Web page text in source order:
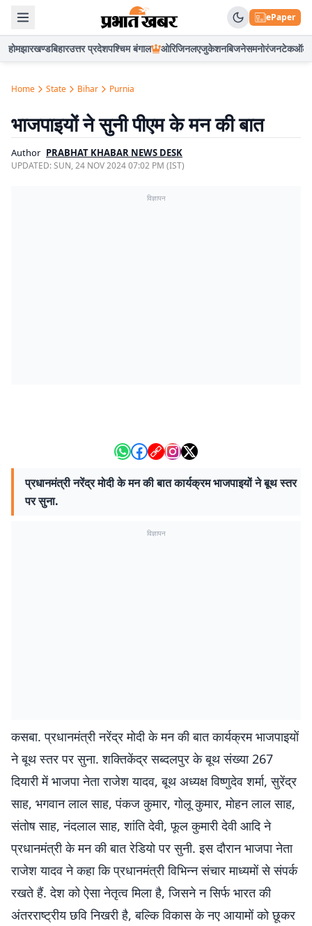
ePaper
होमझारखण्डबिहारउत्तर प्रदेशपश्चिम बंगाल ओरिजिनलएजुकेशनबिजनेसमनोरंजनटेकऑटो
Home State Bihar Purnia
भाजपाइयों ने सुनी पीएम के मन की बात
Author PRABHAT KHABAR NEWS DESK
UPDATED:SUN, 24 NOV 2024 07:02 PM (IST)
विज्ञापन
प्रधानमंत्री नरेंद्र मोदी के मन की बात कार्यक्रम भाजपाइयों ने बूथ स्तर
पर सुना.
विज्ञापन
कसबा. प्रधानमंत्री नरेंद्र मोदी के मन की बात कार्यक्रम भाजपाइयों
ने बूथ स्तर पर सुना. शक्तिकेंद्र सब्दलपुर के बूथ संख्या 267
दियारी में भाजपा नेता राजेश यादव, बूथ अध्यक्ष विष्णुदेव शर्मा, सुरेंद्र
साह, भगवान लाल साह, पंकज कुमार, गोलू कुमार, मोहन लाल साह,
संतोष साह, नंदलाल साह, शांति देवी, फूल कुमारी देवी आदि ने
प्रधानमंत्री के मन की बात रेडियो पर सुनी. इस दौरान भाजपा नेता
राजेश यादव ने कहा कि प्रधानमंत्री विभिन्न संचार माध्यमों से संपर्क
रखते हैं. देश को ऐसा नेतृत्व मिला है, जिसने न सिर्फ भारत की
अंतरराष्ट्रीय छवि निखरी है, बल्कि विकास के नए आयामों को छूकर